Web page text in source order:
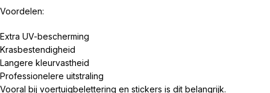
Voordelen:
Extra UV-bescherming
Krasbestendigheid
Langere kleurvastheid
Professionelere uitstraling
Vooral bij voertuigbelettering en stickers is dit belangrijk.